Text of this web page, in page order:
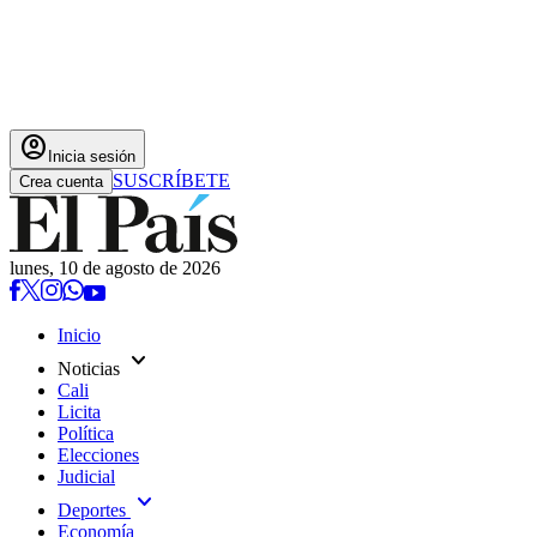
account_circle Inicia sesión
Crea cuenta SUSCRÍBETE
lunes, 10 de agosto de 2026
Inicio
Noticias expand_more
Cali
Licita
Política
Elecciones
Judicial
Deportes expand_more
Economía